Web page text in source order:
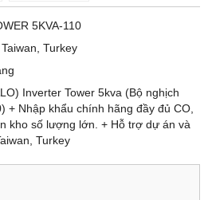
5KVA-110
Turkey
Inverter Tower 5kva (Bộ nghịch
+ Nhập khẩu chính hãng đầy đủ CO,
kho số lượng lớn. + Hỗ trợ dự án và
Turkey